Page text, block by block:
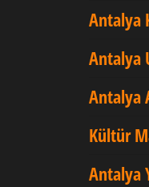
Antalya
Antalya
Antalya
Kültür
Antalya